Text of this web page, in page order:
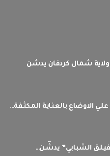
شمال كردفان يدشن
الاوضاع بالعناية المكثفة…
الشبابي” يدشّن…